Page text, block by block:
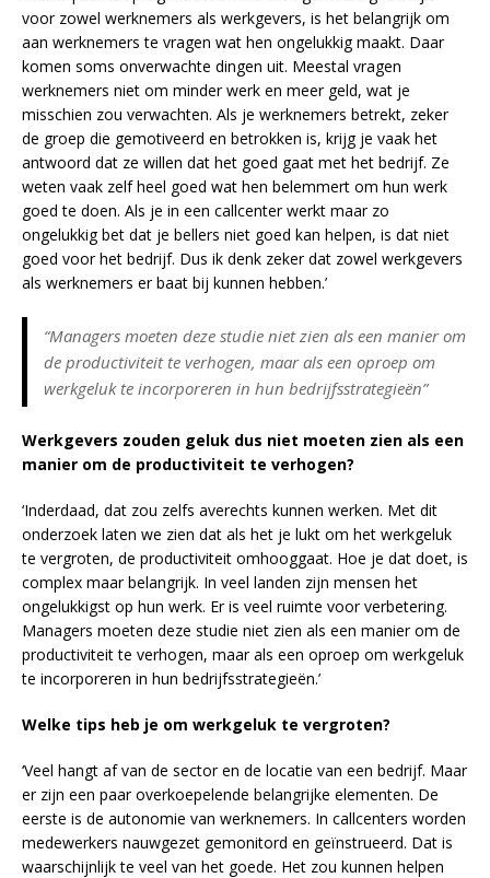
voor zowel werknemers als werkgevers, is het belangrijk om
aan werknemers te vragen wat hen ongelukkig maakt. Daar
komen soms onverwachte dingen uit. Meestal vragen
werknemers niet om minder werk en meer geld, wat je
misschien zou verwachten. Als je werknemers betrekt, zeker
de groep die gemotiveerd en betrokken is, krijg je vaak het
antwoord dat ze willen dat het goed gaat met het bedrijf. Ze
weten vaak zelf heel goed wat hen belemmert om hun werk
goed te doen. Als je in een callcenter werkt maar zo
ongelukkig bet dat je bellers niet goed kan helpen, is dat niet
goed voor het bedrijf. Dus ik denk zeker dat zowel werkgevers
als werknemers er baat bij kunnen hebben.’
“Managers moeten deze studie niet zien als een manier om
de productiviteit te verhogen, maar als een oproep om
werkgeluk te incorporeren in hun bedrijfsstrategieën”
Werkgevers zouden geluk dus niet moeten zien als een
manier om de productiviteit te verhogen?
‘Inderdaad, dat zou zelfs averechts kunnen werken. Met dit
onderzoek laten we zien dat als het je lukt om het werkgeluk
te vergroten, de productiviteit omhooggaat. Hoe je dat doet, is
complex maar belangrijk. In veel landen zijn mensen het
ongelukkigst op hun werk. Er is veel ruimte voor verbetering.
Managers moeten deze studie niet zien als een manier om de
productiviteit te verhogen, maar als een oproep om werkgeluk
te incorporeren in hun bedrijfsstrategieën.’
Welke tips heb je om werkgeluk te vergroten?
‘Veel hangt af van de sector en de locatie van een bedrijf. Maar
er zijn een paar overkoepelende belangrijke elementen. De
eerste is de autonomie van werknemers. In callcenters worden
medewerkers nauwgezet gemonitord en geïnstrueerd. Dat is
waarschijnlijk te veel van het goede. Het zou kunnen helpen